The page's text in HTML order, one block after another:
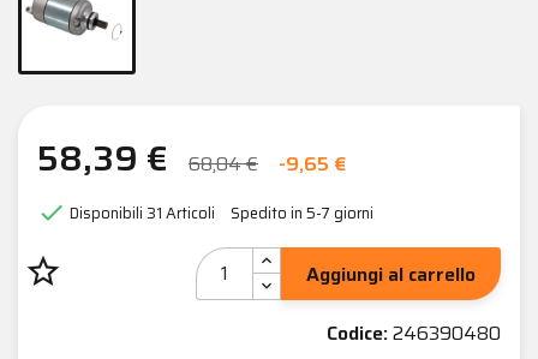
58,39 € 68,04 € -9,65 €
 Disponibili31 Articoli Spedito in 5-7 giorni
star_border
Aggiungi al carrello
Codice:246390480